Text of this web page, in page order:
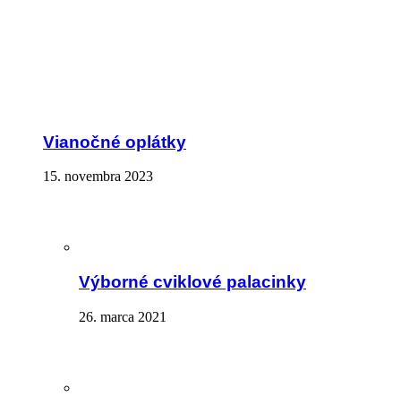
Vianočné oplátky
15. novembra 2023
Výborné cviklové palacinky
26. marca 2021